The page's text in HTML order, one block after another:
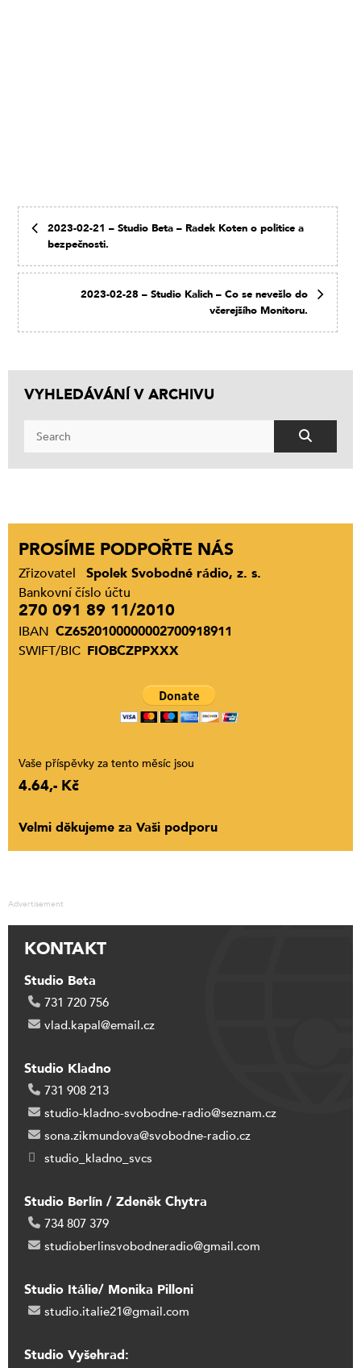
2023-02-21 – Studio Beta – Radek Koten o politice a
bezpečnosti.
2023-02-28 – Studio Kalich – Co se nevešlo do
včerejšího Monitoru.
VYHLEDÁVÁNÍ V ARCHIVU
PROSÍME PODPOŘTE NÁS
Zřizovatel
Spolek Svobodné rádio, z. s.
Bankovní číslo účtu
270 091 89 11/2010
IBAN CZ6520100000002700918911
SWIFT/BIC FIOBCZPPXXX
Vaše příspěvky za tento měsíc jsou
4.64,- Kč
Velmi děkujeme za Vaši podporu
Advertisement
KONTAKT
Studio Beta
731 720 756
vlad.kapal@email.cz
Studio Kladno
731 908 213
studio-kladno-svobodne-radio@seznam.cz
sona.zikmundova@svobodne-radio.cz
studio_kladno_svcs
Studio Berlín / Zdeněk Chytra
734 807 379
studioberlinsvobodneradio@gmail.com
Studio Itálie/ Monika Pilloni
studio.italie21@gmail.com
Studio Vyšehrad: